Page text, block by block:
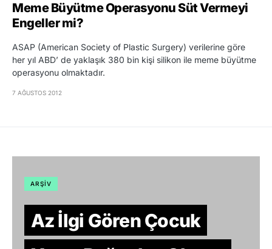
Meme Büyütme Operasyonu Süt Vermeyi
Engeller mi?
ASAP (American Society of Plastic Surgery) verilerine göre
her yıl ABD’ de yaklaşık 380 bin kişi silikon ile meme büyütme
operasyonu olmaktadır.
7 AĞUSTOS 2012
ARŞIV
Az İlgi Gören Çocuk